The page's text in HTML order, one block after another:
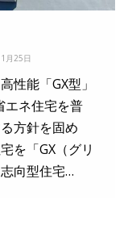
月25日
能「GX型」
エネ住宅を普
方針を固め
を「GX（グリ
向型住宅…